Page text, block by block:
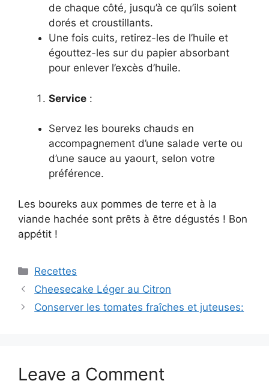
de chaque côté, jusqu’à ce qu’ils soient
dorés et croustillants.
Une fois cuits, retirez-les de l’huile et
égouttez-les sur du papier absorbant
pour enlever l’excès d’huile.
Service :
Servez les boureks chauds en
accompagnement d’une salade verte ou
d’une sauce au yaourt, selon votre
préférence.
Les boureks aux pommes de terre et à la
viande hachée sont prêts à être dégustés ! Bon
appétit !
Categories
Recettes
Cheesecake Léger au Citron
Conserver les tomates fraîches et juteuses:
Leave a Comment